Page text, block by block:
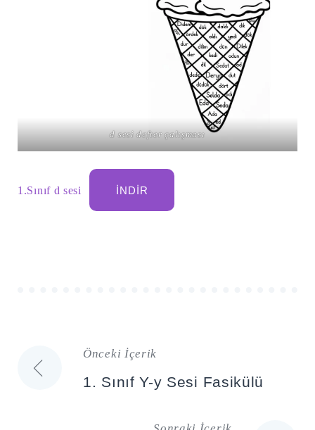
d sesi defter çalışması
1.Sınıf d sesi İNDIR
Yazı
Önceki İçerik
1. Sınıf Y-y Sesi Fasikülü